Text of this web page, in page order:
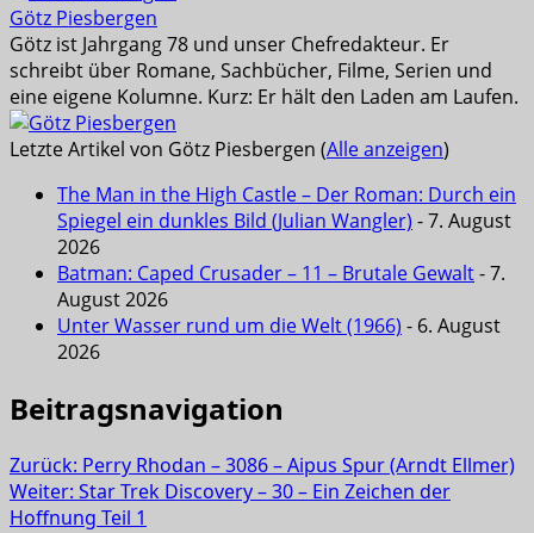
Götz Piesbergen
Götz ist Jahrgang 78 und unser Chefredakteur. Er
schreibt über Romane, Sachbücher, Filme, Serien und
eine eigene Kolumne. Kurz: Er hält den Laden am Laufen.
Letzte Artikel von Götz Piesbergen (Alle anzeigen)
The Man in the High Castle – Der Roman: Durch ein
Spiegel ein dunkles Bild (Julian Wangler) - 7. August
2026
Batman: Caped Crusader – 11 – Brutale Gewalt- 7.
August 2026
Unter Wasser rund um die Welt (1966) - 6. August
2026
Beitragsnavigation
Zurück: Perry Rhodan – 3086 – Aipus Spur (Arndt Ellmer)
Weiter: Star Trek Discovery – 30 – Ein Zeichen der
Hoffnung Teil 1